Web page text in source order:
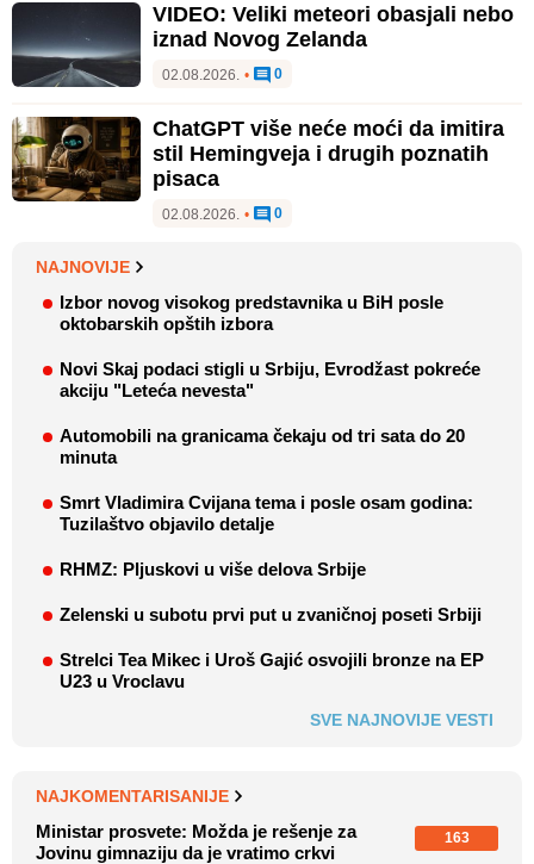
VIDEO: Veliki meteori obasjali nebo
iznad Novog Zelanda
02.08.2026. • 0
ChatGPT više neće moći da imitira
stil Hemingveja i drugih poznatih
pisaca
02.08.2026. • 0
NAJNOVIJE
Izbor novog visokog predstavnika u BiH posle
oktobarskih opštih izbora
Novi Skaj podaci stigli u Srbiju, Evrodžast pokreće
akciju "Leteća nevesta"
Automobili na granicama čekaju od tri sata do 20
minuta
Smrt Vladimira Cvijana tema i posle osam godina:
Tuzilaštvo objavilo detalje
RHMZ: Pljuskovi u više delova Srbije
Zelenski u subotu prvi put u zvaničnoj poseti Srbiji
Strelci Tea Mikec i Uroš Gajić osvojili bronze na EP
U23 u Vroclavu
SVE NAJNOVIJE VESTI
NAJKOMENTARISANIJE
Ministar prosvete: Možda je rešenje za
Jovinu gimnaziju da je vratimo crkvi
163